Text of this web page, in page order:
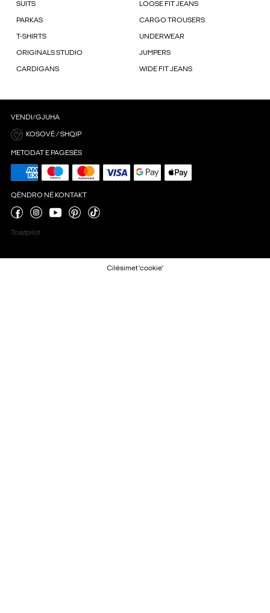
SUITS LOOSE FIT JEANS
PARKAS CARGO TROUSERS
T-SHIRTS UNDERWEAR
ORIGINALS STUDIO JUMPERS
CARDIGANS WIDE FIT JEANS
VENDI/GJUHA
KOSOVË / SHQIP
METODAT E PAGESËS
QËNDRO NË KONTAKT
Trustpilot
Cilësimet 'cookie'